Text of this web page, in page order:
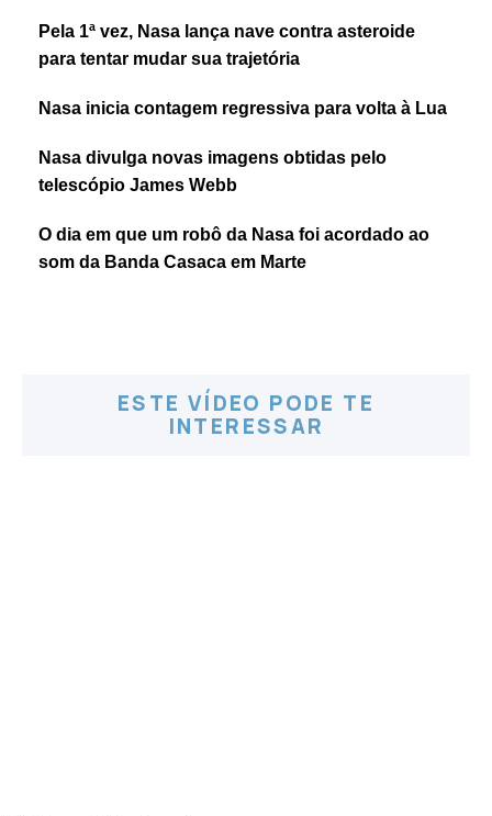
Pela 1ª vez, Nasa lança nave contra asteroide
para tentar mudar sua trajetória
Nasa inicia contagem regressiva para volta à Lua
Nasa divulga novas imagens obtidas pelo
telescópio James Webb
O dia em que um robô da Nasa foi acordado ao
som da Banda Casaca em Marte
ESTE VÍDEO PODE TE
INTERESSAR